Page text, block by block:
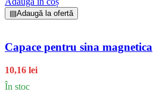
▤Adaugă la ofertă
Capace pentru sina magnetica
10,16 lei
În stoc